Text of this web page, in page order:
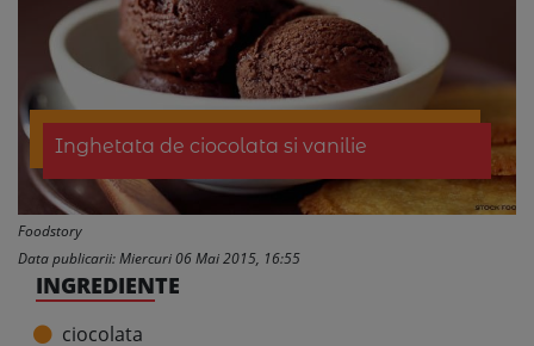
Inghetata de ciocolata si vanilie
Foodstory
Data publicarii: Miercuri 06 Mai 2015, 16:55
INGREDIENTE
ciocolata